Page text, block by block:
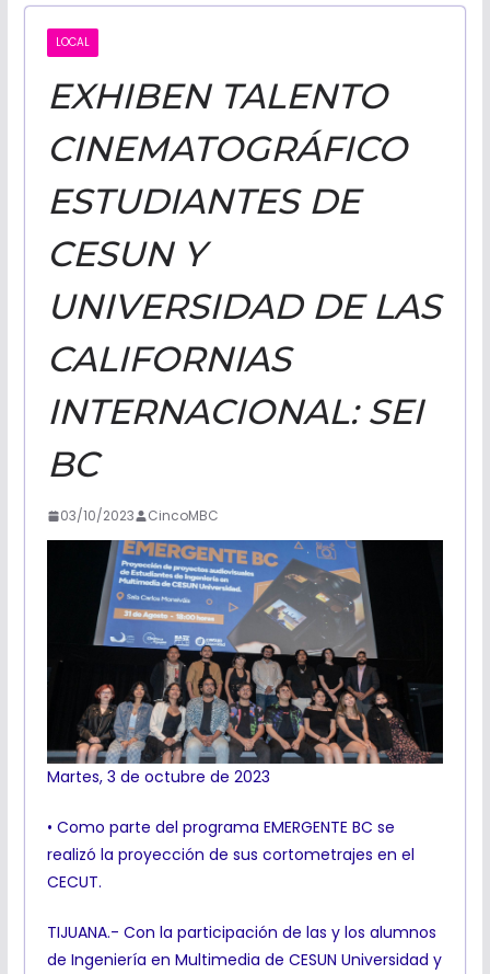
NOTICIAS
LOCAL
EXHIBEN TALENTO
CINEMATOGRÁFICO
ESTUDIANTES DE
CESUN Y
UNIVERSIDAD DE LAS
CALIFORNIAS
INTERNACIONAL: SEI
BC
03/10/2023 CincoMBC
Martes, 3 de octubre de 2023
• Como parte del programa EMERGENTE BC se
realizó la proyección de sus cortometrajes en el
CECUT.
TIJUANA.- Con la participación de las y los alumnos
de Ingeniería en Multimedia de CESUN Universidad y